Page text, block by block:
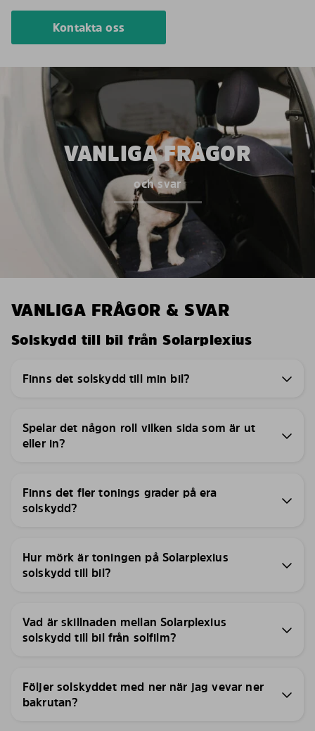
Kontakta oss
VANLIGA FRÅGOR
och svar
VANLIGA FRÅGOR & SVAR
Solskydd till bil från Solarplexius
Finns det solskydd till min bil?
Spelar det någon roll vilken sida som är ut
eller in?
Finns det fler tonings grader på era
solskydd?
Hur mörk är toningen på Solarplexius
solskydd till bil?
Vad är skillnaden mellan Solarplexius
solskydd till bil från solfilm?
Följer solskyddet med ner när jag vevar ner
bakrutan?